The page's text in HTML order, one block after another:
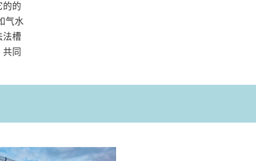
的的
气水
法槽
同